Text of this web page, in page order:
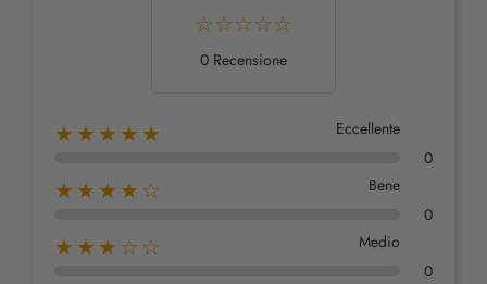
0 Recensione
★★★★★
Eccellente
0
★★★★☆
Bene
0
★★★☆☆
Medio
0